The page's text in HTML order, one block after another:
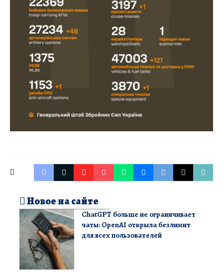
Новое на сайте
ChatGPT больше не ограничивает
чаты: OpenAI открыла безлимит
для всех пользователей